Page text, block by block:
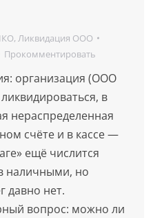
, Ликвидация ООО
Прокомментировать
организация (ООО
в
нераспределенная
счёте и в кассе —
ещё числится
наличными, но
давно нет.
вопрос: можно ли